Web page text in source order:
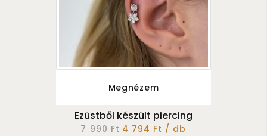
Megnézem
Ezüstből készült piercing
7 990 Ft 4 794 Ft / db